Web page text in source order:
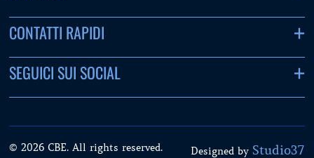
CONTATTI RAPIDI
SEGUICI SUI SOCIAL
© 2026 CBE. All rights reserved. Designed by Studio37